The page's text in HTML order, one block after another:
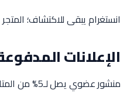
انستغرام يبقى للاكتشاف؛ المتجر
الإعلانات
منشور عضوي يصل لـ5% من المتابعين؛ الإعلان يوسّع: